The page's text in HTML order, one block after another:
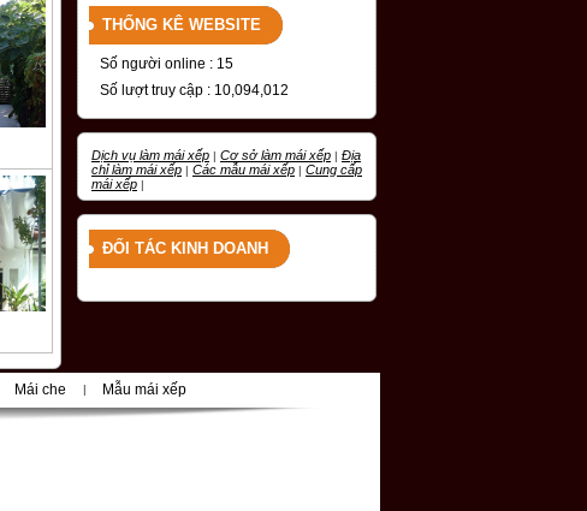
THỐNG KÊ WEBSITE
Số người online : 15
Số lượt truy cập : 10,094,012
Dịch vụ làm mái xếp | Cơ sở làm mái xếp | Địa
chỉ làm mái xếp | Các mẫu mái xếp | Cung cấp
mái xếp |
ĐỐI TÁC KINH DOANH
Mái che | Mẫu mái xếp